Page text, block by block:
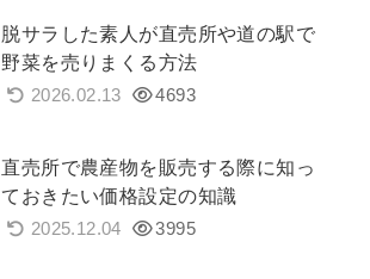
脱サラした素人が直売所や道の駅で
野菜を売りまくる方法
2026.02.13 4693
直売所で農産物を販売する際に知っ
ておきたい価格設定の知識
2025.12.04 3995